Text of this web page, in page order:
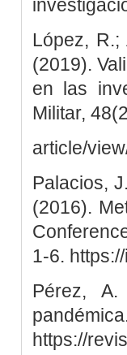
López,
(2019).
en las
Militar,
article/
Palacios,
(2016).
1-6.
Pérez,
https://